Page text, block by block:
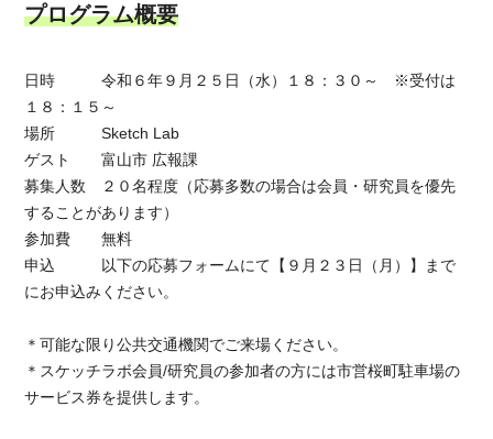
プログラム概要
日時 令和６年９月２５日（水）１８：３０～ ※受付は
１８：１５～
場所 Sketch Lab
ゲスト 富山市 広報課
募集人数 ２０名程度（応募多数の場合は会員・研究員を優先
することがあります）
参加費 無料
申込 以下の応募フォームにて【９月２３日（月）】まで
にお申込みください。
＊可能な限り公共交通機関でご来場ください。
＊スケッチラボ会員/研究員の参加者の方には市営桜町駐車場の
サービス券を提供します。